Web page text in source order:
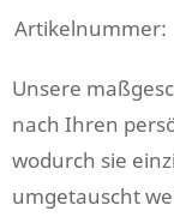
Artikelnummer:
Unsere
nach Ihren
wodurch sie
umgetauscht